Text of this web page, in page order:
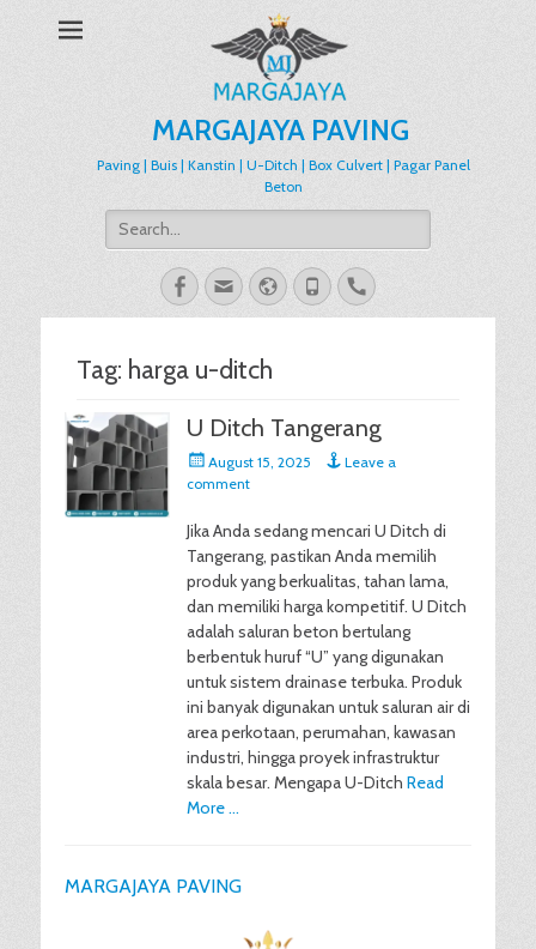
MARGAJAYA PAVING
Paving | Buis | Kanstin | U-Ditch | Box Culvert | Pagar Panel
Beton
Search
for:
Facebook
EmailWebsite
PhoneHandset
Tag: harga u-ditch
U Ditch Tangerang
Posted
on
August 15, 2025
Leave a
comment
Jika Anda sedang mencari U Ditch di
Tangerang, pastikan Anda memilih
produk yang berkualitas, tahan lama,
dan memiliki harga kompetitif. U Ditch
adalah saluran beton bertulang
berbentuk huruf “U” yang digunakan
untuk sistem drainase terbuka. Produk
ini banyak digunakan untuk saluran air di
area perkotaan, perumahan, kawasan
industri, hingga proyek infrastruktur
skala besar. Mengapa U-Ditch Read
More …
MARGAJAYA PAVING